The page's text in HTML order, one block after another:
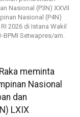
Nasional (P3N) XXVII
Nasional (P4N)
2026 di Istana Wakil
BPMI Setwapres/am.
meminta
Nasional
dan
LXIX